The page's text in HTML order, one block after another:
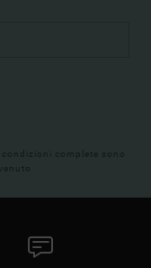
complete sono